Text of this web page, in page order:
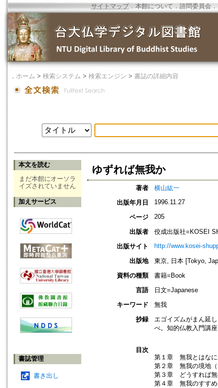
サイトマップ．本館について ． 諮問委員会 ．
． ホーム > 検索システム > 検索エンジン > 書誌の詳細内容
本文を読む
まだ本館にオーソラ
イズされていません
加えサービス
書誌管理
書き出し
ゆずれば無我か
著者
横山紘一
出版年月日
1996.11.27
ページ 205
出版者
佼成出版社=KOSEI
出版サイト
http://www.kosei-
出版地
東京, 日本 [Tokyo,
資料の種類
書籍=Book
言語
日文=Japanese
キーワード
無我
抄録
エゴイズムがまん延
べ。知的仏教入門講
目次
第１章 無我とはなに
第２章 無我の境地
第３章 どうすれば無
第４章 無我のすすめ